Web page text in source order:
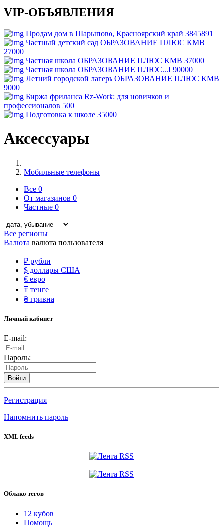
VIP-ОБЪЯВЛЕНИЯ
Продам дом в Шарыпово, Красноярский край 3845891
Частный детский сад ОБРАЗОВАНИЕ ПЛЮС КМВ
27000
Частная школа ОБРАЗОВАНИЕ ПЛЮС КМВ 37000
Частная школа ОБРАЗОВАНИЕ ПЛЮС...I 90000
Летний городской лагерь ОБРАЗОВАНИЕ ПЛЮС КМВ
9000
Биржа фриланса Rz-Work: для новичков и
профессионалов 500
Подготовка к школе 35000
Аксессуары
Мобильные телефоны
Все 0
От магазинов 0
Частные 0
Все регионы
Валюта валюта пользователя
₽ рубли
$ доллары США
€ евро
₸ тенге
₴ гривна
Личный кабинет
E-mail:
Пароль:
Войти
Регистрация
Напомнить пароль
XML feeds
Облако тегов
12 кубов
Помощь